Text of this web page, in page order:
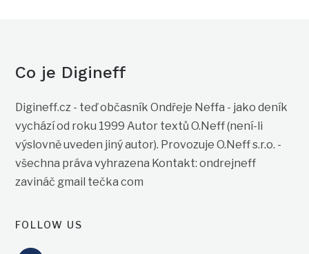
Co je Digineff
Digineff.cz - teď občasník Ondřeje Neffa - jako deník
vychází od roku 1999 Autor textů O.Neff (není-li
výslovně uveden jiný autor). Provozuje O.Neff s.r.o. -
všechna práva vyhrazena Kontakt: ondrejneff
zavináč gmail tečka com
FOLLOW US